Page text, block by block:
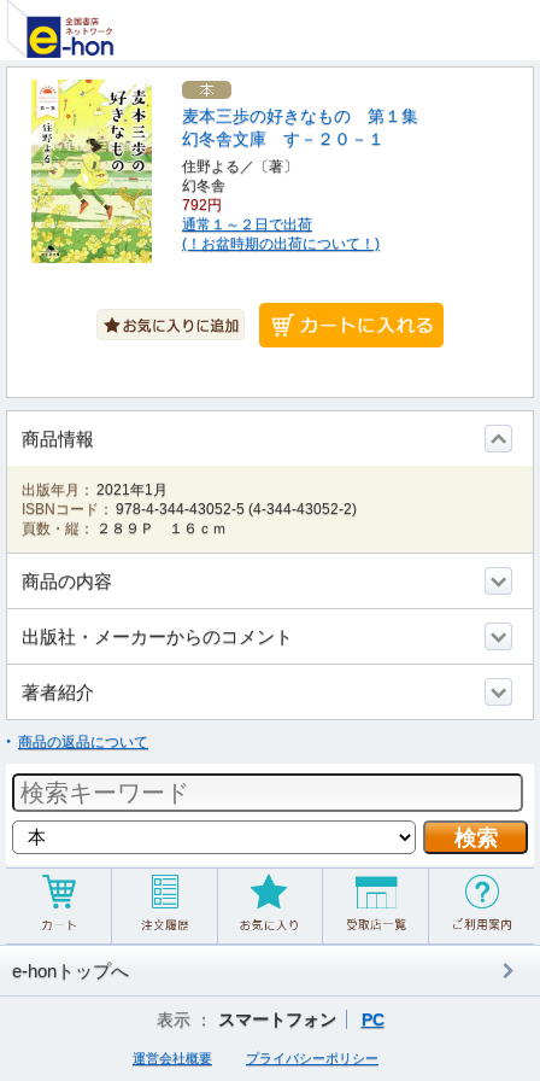
麦本三歩の好きなもの 第１集
幻冬舎文庫 す－２０－１
住野よる／〔著〕
幻冬舎
792円
通常１～２日で出荷
(！お盆時期の出荷について！)
商品情報
出版年月： 2021年1月
ISBNコード： 978-4-344-43052-5 (4-344-43052-2)
頁数・縦：
２８９Ｐ １６ｃｍ
商品の内容
出版社・メーカーからのコメント
著者紹介
商品の返品について
e-honトップへ
表示 ： スマートフォン PC
運営会社概要 プライバシーポリシー